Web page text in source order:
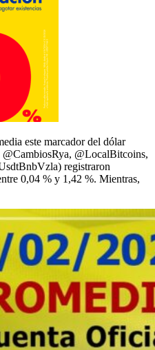
este marcador del dólar
@LocalBitcoins,
registraron
0,04 % y 1,42 %. Mientras,